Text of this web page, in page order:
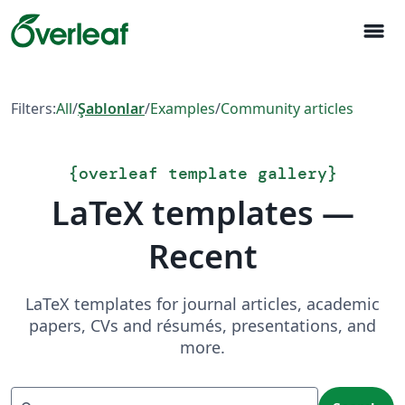
menu
Filters:All/Şablonlar/Examples/Community articles
{overleaf template gallery}
LaTeX templates —
Recent
LaTeX templates for journal articles, academic
papers, CVs and résumés, presentations, and
more.